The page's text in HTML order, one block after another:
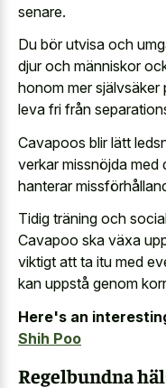
senare.
Du bör utvisa och
djur och människor
honom mer
leva fri från
Cavapoos blir lätt
verkar missnöjda med
hanterar
Tidig träning och
Cavapoo ska växa
viktigt att ta itu med
kan uppstå genom
Here's an
Shih Poo
Regelbundna